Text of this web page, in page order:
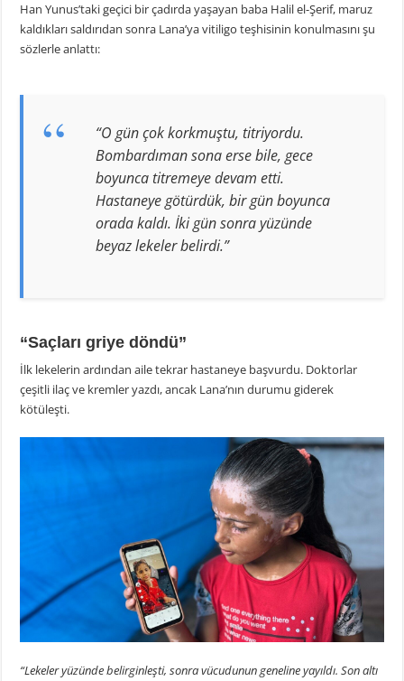
Han Yunus’taki geçici bir çadırda yaşayan baba Halil el-Şerif, maruz
kaldıkları saldırıdan sonra Lana’ya vitiligo teşhisinin konulmasını şu
sözlerle anlattı:
“O gün çok korkmuştu, titriyordu.
Bombardıman sona erse bile, gece
boyunca titremeye devam etti.
Hastaneye götürdük, bir gün boyunca
orada kaldı. İki gün sonra yüzünde
beyaz lekeler belirdi.”
“Saçları griye döndü”
İlk lekelerin ardından aile tekrar hastaneye başvurdu. Doktorlar
çeşitli ilaç ve kremler yazdı, ancak Lana’nın durumu giderek
kötüleşti.
“Lekeler yüzünde belirginleşti, sonra vücudunun geneline yayıldı. Son altı